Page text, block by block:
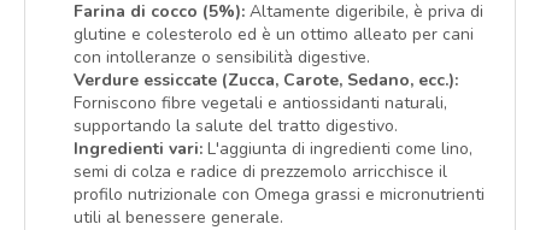
Farina di cocco (5%): Altamente digeribile, è priva di
glutine e colesterolo ed è un ottimo alleato per cani
con intolleranze o sensibilità digestive.
Verdure essiccate (Zucca, Carote, Sedano, ecc.):
Forniscono fibre vegetali e antiossidanti naturali,
supportando la salute del tratto digestivo.
Ingredienti vari: L'aggiunta di ingredienti come lino,
semi di colza e radice di prezzemolo arricchisce il
profilo nutrizionale con Omega grassi e micronutrienti
utili al benessere generale.